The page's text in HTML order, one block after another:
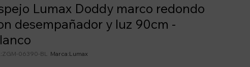
Lumax Doddy marco redondo
desempañador y luz 90cm -
ZGM-06390-BL Lumax